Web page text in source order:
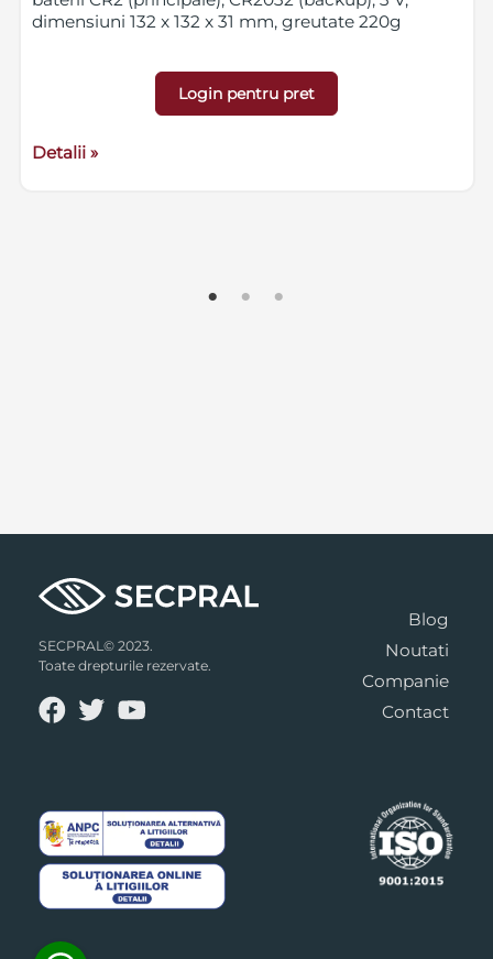
dimensiuni 132 x 132 x 31 mm, greutate 220g
Login pentru pret
Detalii »
SECPRAL© 2023.
Toate drepturile rezervate.
Blog
Noutati
Companie
Contact